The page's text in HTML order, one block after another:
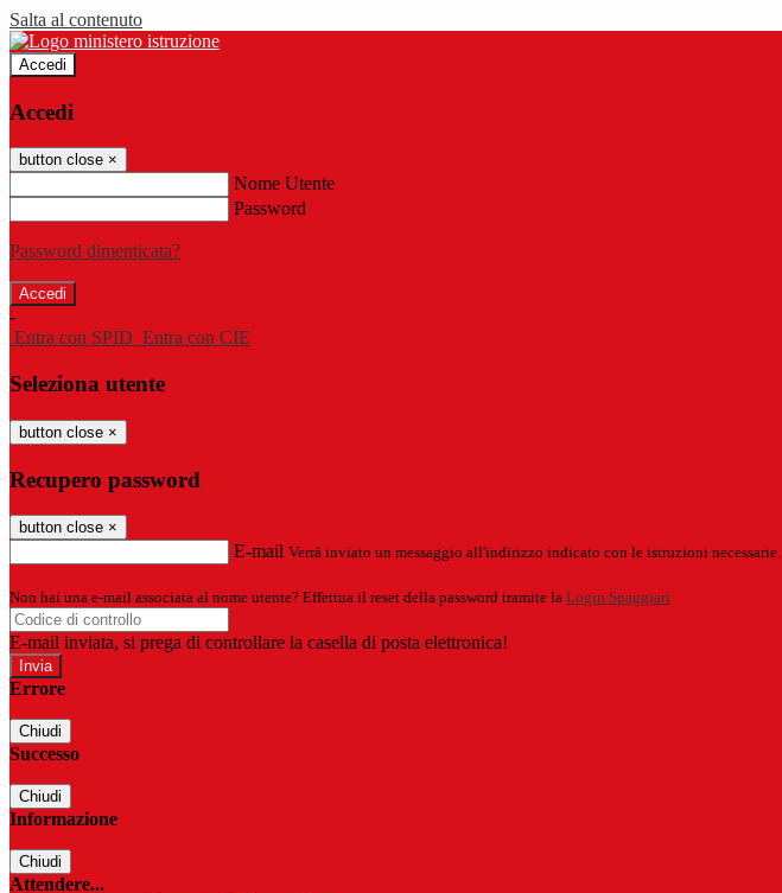
Salta al contenuto
Accedi
Accedi
button close ×
Nome Utente
Password
Password dimenticata?
-
Entra con SPID Entra con CIE
Seleziona utente
button close ×
Recupero password
button close ×
E-mail Verrà inviato un messaggio all'indirizzo indicato con le istruzioni necessarie.
Non hai una e-mail associata al nome utente? Effettua il reset della password tramite la Login Spaggiari
E-mail inviata, si prega di controllare la casella di posta elettronica!
Errore
Chiudi
Successo
Chiudi
Informazione
Chiudi
Attendere...